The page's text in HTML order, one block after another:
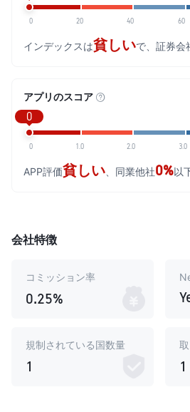
0 20 40 60
インデックスは貧しいで、証券会
アプリのスコア
0
0 1.0 2.0 3.0
APP評価貧しい 、同業他社0%以
会社特徴
コミッション率
0.25%
規制されている国数量
1 1